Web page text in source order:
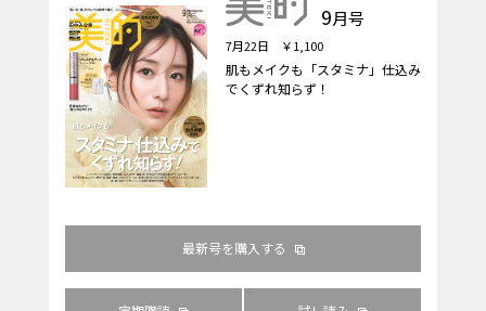
9月号
7月22日 ￥1,100
肌もメイクも「スタミナ」仕込み
でくずれ知らず！
最新号を購入する